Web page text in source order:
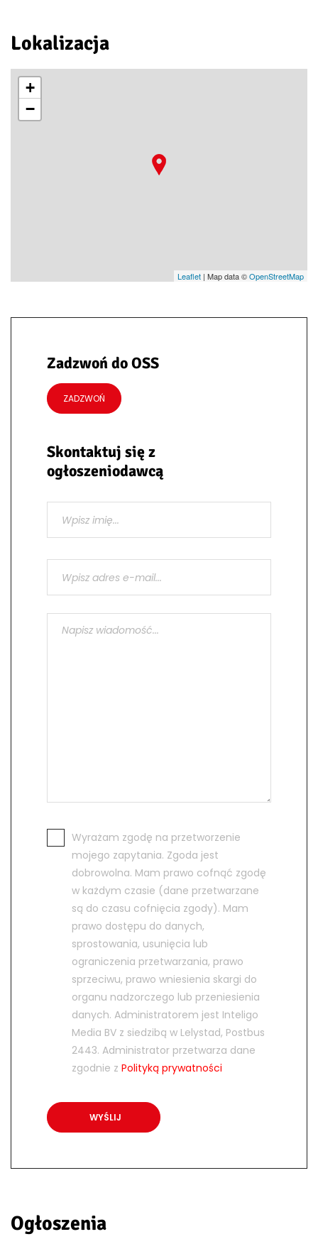
Lokalizacja
+
−
Leaflet | Map data ©OpenStreetMap
Zadzwoń do OSS
ZADZWOŃ
Skontaktuj się z
ogłoszeniodawcą
Wyrażam zgodę na przetworzenie
mojego zapytania. Zgoda jest
dobrowolna. Mam prawo cofnąć zgodę
w każdym czasie (dane przetwarzane
są do czasu cofnięcia zgody). Mam
prawo dostępu do danych,
sprostowania, usunięcia lub
ograniczenia przetwarzania, prawo
sprzeciwu, prawo wniesienia skargi do
organu nadzorczego lub przeniesienia
danych. Administratorem jest Inteligo
Media BV z siedzibą w Lelystad, Postbus
2443. Administrator przetwarza dane
zgodnie z Polityką prywatności
Ogłoszenia